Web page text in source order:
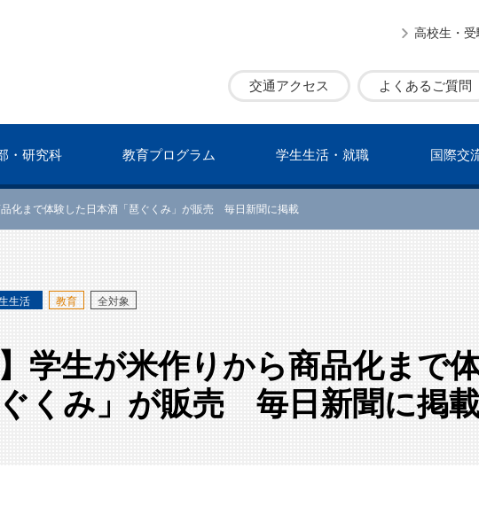
高校生・受
交通アクセス よくあるご質問
・研究科 教育プログラム 学⽣⽣活・就職 国際交
品化まで体験した日本酒「琶ぐくみ」が販売 毎日新聞に掲載
生活 教育 全対象
】学生が米作りから商品化まで
くみ」が販売 毎日新聞に掲